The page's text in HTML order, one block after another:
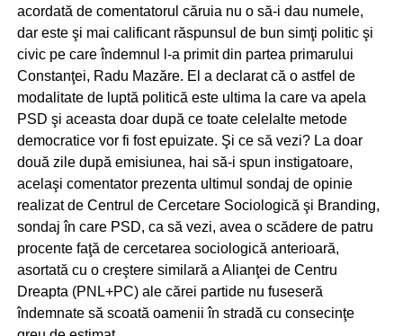
acordată de comentatorul căruia nu o să-i dau numele,
dar este şi mai calificant răspunsul de bun simţi politic şi
civic pe care îndemnul l-a primit din partea primarului
Constanţei, Radu Mazăre. El a declarat că o astfel de
modalitate de luptă politică este ultima la care va apela
PSD şi aceasta doar după ce toate celelalte metode
democratice vor fi fost epuizate. Şi ce să vezi? La doar
două zile după emisiunea, hai să-i spun instigatoare,
acelaşi comentator prezenta ultimul sondaj de opinie
realizat de Centrul de Cercetare Sociologică şi Branding,
sondaj în care PSD, ca să vezi, avea o scădere de patru
procente faţă de cercetarea sociologică anterioară,
asortată cu o creştere similară a Alianţei de Centru
Dreapta (PNL+PC) ale cărei partide nu fuseseră
îndemnate să scoată oamenii în stradă cu consecinţe